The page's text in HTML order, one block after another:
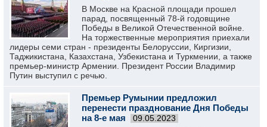
В Москве на Красной площади прошел
парад, посвященный 78-й годовщине
Победы в Великой Отечественной войне.
На торжественные мероприятия приехали
лидеры семи стран - президенты Белоруссии, Киргизии,
Таджикистана, Казахстана, Узбекистана и Туркмении, а также
премьер-министр Армении. Президент России Владимир
Путин выступил с речью.
Премьер Румынии предложил
перенести празднование Дня Победы
на 8-е мая
09.05.2023